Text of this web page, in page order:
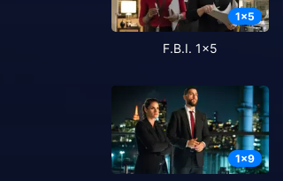
1x5
F.B.I. 1x5
1x9